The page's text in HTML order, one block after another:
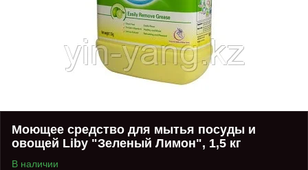
Моющее средство для мытья посуды и
овощей Liby "Зеленый Лимон", 1,5 кг
В наличии